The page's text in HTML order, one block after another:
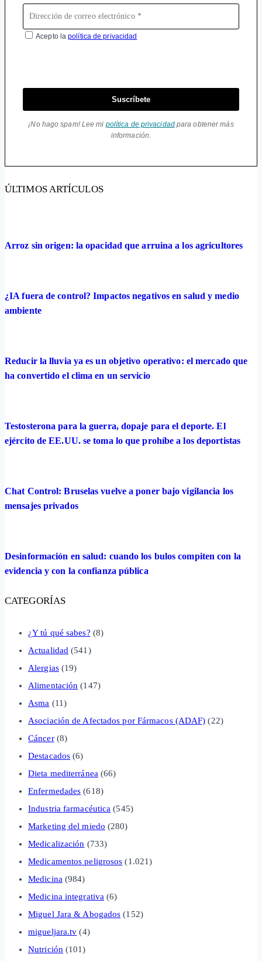
Acepto lapolítica de privacidad
Suscríbete
¡No hago spam! Lee mi política de privacidadpara obtener más
información.
ÚLTIMOS ARTÍCULOS
Arroz sin origen: la opacidad que arruina a los agricultores
¿IA fuera de control? Impactos negativos en salud y medio
ambiente
Reducir la lluvia ya es un objetivo operativo: el mercado que
ha convertido el clima en un servicio
Testosterona para la guerra, dopaje para el deporte. El
ejército de EE.UU. se toma lo que prohíbe a los deportistas
Chat Control: Bruselas vuelve a poner bajo vigilancia los
mensajes privados
Desinformación en salud: cuando los bulos compiten con la
evidencia y con la confianza pública
CATEGORÍAS
¿Y tú qué sabes? (8)
Actualidad (541)
Alergias(19)
Alimentación (147)
Asma (11)
Asociación de Afectados por Fármacos (ADAF) (22)
Cáncer(8)
Destacados (6)
Dieta mediterránea (66)
Enfermedades (618)
Industria farmacéutica (545)
Marketing del miedo (280)
Medicalización (733)
Medicamentos peligrosos (1.021)
Medicina (984)
Medicina integrativa (6)
Miguel Jara & Abogados (152)
migueljara.tv (4)
Nutrición (101)